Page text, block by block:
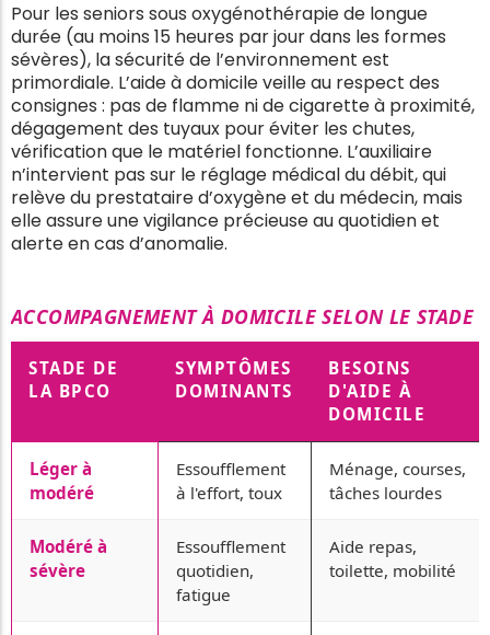
Pour les seniors sous oxygénothérapie de longue
durée (au moins 15 heures par jour dans les formes
sévères), la sécurité de l’environnement est
primordiale. L’aide à domicile veille au respect des
consignes : pas de flamme ni de cigarette à proximité,
dégagement des tuyaux pour éviter les chutes,
vérification que le matériel fonctionne. L’auxiliaire
n’intervient pas sur le réglage médical du débit, qui
relève du prestataire d’oxygène et du médecin, mais
elle assure une vigilance précieuse au quotidien et
alerte en cas d’anomalie.
ACCOMPAGNEMENT À DOMICILE SELON LE STADE
STADE DE
LA BPCO
SYMPTÔMES
DOMINANTS
BESOINS
D'AIDE À
DOMICILE
Léger à
modéré
Essoufflement
à l'effort, toux
Ménage, courses,
tâches lourdes
Modéré à
sévère
Essoufflement
quotidien,
fatigue
Aide repas,
toilette, mobilité